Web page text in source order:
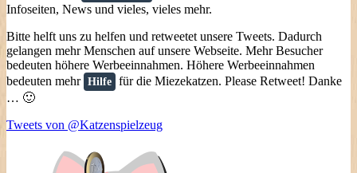
Infoseiten, News und vieles, vieles mehr.
Bitte helft uns zu helfen und retweetet unsere Tweets. Dadurch
gelangen mehr Menschen auf unsere Webseite. Mehr Besucher
bedeuten höhere Werbeeinnahmen. Höhere Werbeeinnahmen
bedeuten mehr Hilfe für die Miezekatzen. Please Retweet! Danke
… 🙂
Tweets von @Katzenspielzeug